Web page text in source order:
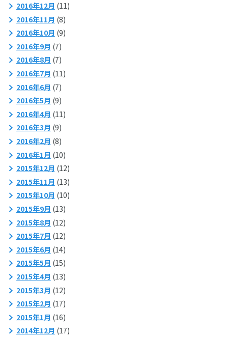
2016年12月 (11)
2016年11月 (8)
2016年10月 (9)
2016年9月 (7)
2016年8月 (7)
2016年7月 (11)
2016年6月 (7)
2016年5月 (9)
2016年4月 (11)
2016年3月 (9)
2016年2月 (8)
2016年1月 (10)
2015年12月 (12)
2015年11月 (13)
2015年10月 (10)
2015年9月 (13)
2015年8月 (12)
2015年7月 (12)
2015年6月 (14)
2015年5月 (15)
2015年4月 (13)
2015年3月 (12)
2015年2月 (17)
2015年1月 (16)
2014年12月 (17)